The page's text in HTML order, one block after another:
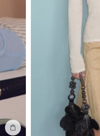
Añadir a la bolsa